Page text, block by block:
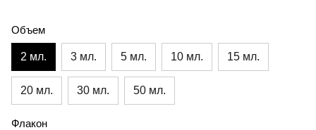
Объем
2 мл. 3 мл. 5 мл. 10 мл. 15 мл.
20 мл. 30 мл. 50 мл.
Флакон